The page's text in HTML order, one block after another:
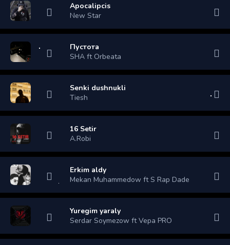
Apocalipcis
New Star
Пустота
SHA ft Orbeata
Senki dushnukli
Tiesh
16 Setir
A.Robi
Erkim aldy
Mekan Muhammedow ft S Rap Dade
Yuregim yaraly
Serdar Soymezow ft Vepa PRO